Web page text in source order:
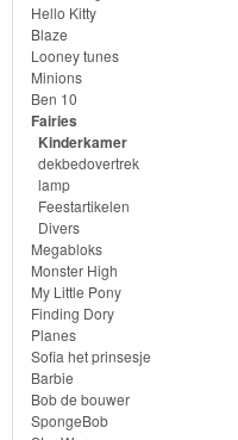
Sofia
het
prinsesje
Barbie
Bob
de
bouwer
SpongeBob
Star
Wars
Hello Kitty
Blaze
Looney tunes
Minions
Ben 10
Fairies
Kinderkamer
dekbedovertrek
lamp
Feestartikelen
Divers
Megabloks
Monster High
My Little Pony
Finding Dory
Planes
Sofia het prinsesje
Barbie
Bob de bouwer
SpongeBob